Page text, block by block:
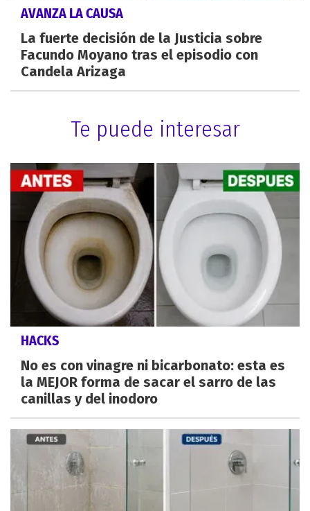
AVANZA LA CAUSA
La fuerte decisión de la Justicia sobre
Facundo Moyano tras el episodio con
Candela Arizaga
Te puede interesar
HACKS
No es con vinagre ni bicarbonato: esta es
la MEJOR forma de sacar el sarro de las
canillas y del inodoro